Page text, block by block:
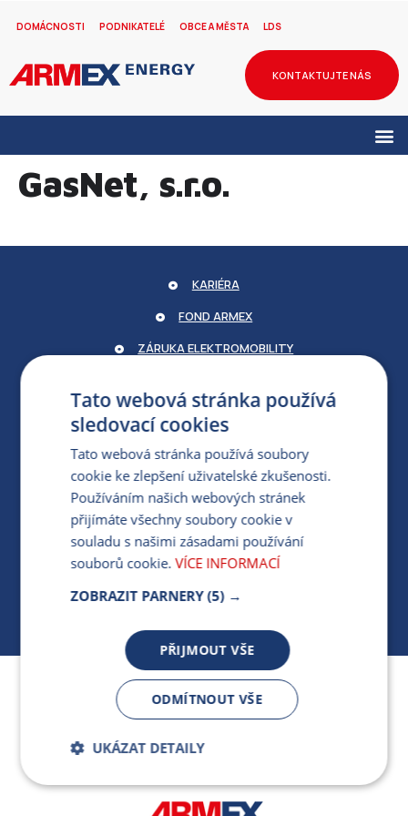
DOMÁCNOSTI PODNIKATELÉ OBCE A MĚSTA LDS
KONTAKTUJTE NÁS
GasNet, s.r.o.
Jsme součástí skupiny ARMEX a členem Asociace
nezávislých dodavatelů energií.
KARIÉRA
FOND ARMEX
ZÁRUKA ELEKTROMOBILITY
PRO MÉDIA
MÁM DOTAZ KE STÁVAJÍCÍ SMLOUVĚ
412 154 154
PO-PÁ 7:30-17:00
Tato webová stránka používá
sledovací cookies
Tato webová stránka používá soubory
cookie ke zlepšení uživatelské zkušenosti.
Používáním našich webových stránek
přijímáte všechny soubory cookie v
souladu s našimi zásadami používání
souborů cookie. VÍCE INFORMACÍ
ZOBRAZIT PARNERY (5) →
PŘIJMOUT VŠE
ODMÍTNOUT VŠE
UKÁZAT DETAILY
Bezpodmínečně
nutné soubory
Výkonnostní